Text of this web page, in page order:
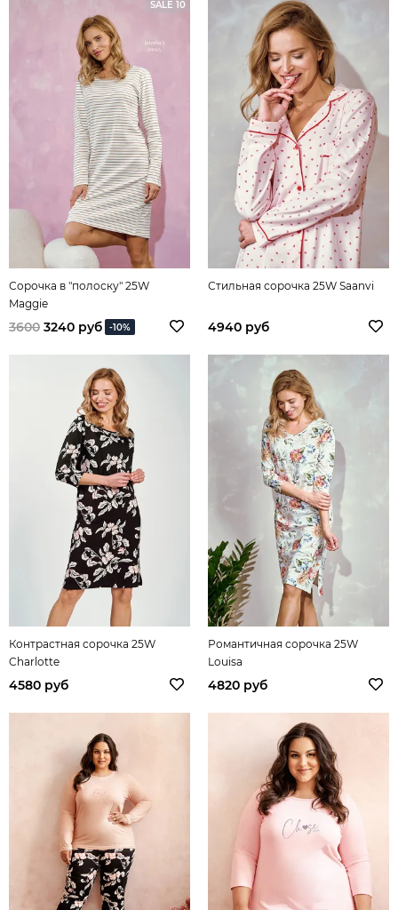
SALE 10
Сорочка в "полоску" 25W
Maggie
3600 3240 руб -10%
Стильная сорочка 25W Saanvi
4940 руб
Контрастная сорочка 25W
Charlotte
4580 руб
Романтичная сорочка 25W
Louisa
4820 руб